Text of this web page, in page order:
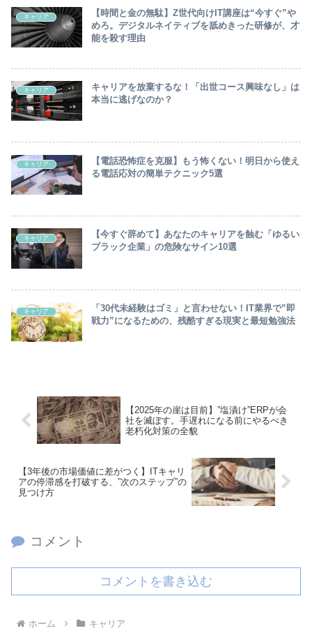
キャリア
【時間と金の無駄】Z世代向けIT講座は“今すぐ”や
めろ。デジタルネイティブを舐めきった研修が、才
能を殺す理由
キャリア
キャリアを放棄するな！「出世コース興味なし」は
本当に逃げなのか？
キャリア
【電話恐怖症を克服】もう怖くない！明日から使え
る電話応対の簡単テクニック5選
キャリア
【今すぐ辞めて】あなたのキャリアを蝕む「ゆるい
ブラック企業」の危険なサイン10選
キャリア
「30代未経験はゴミ」と言わせない！IT業界で”即
戦力”になるための、残酷すぎる現実と最短勉強法
【2025年の崖は目前】”塩漬け”ERPが会
社を滅ぼす。手遅れになる前にやるべき
老朽化対策の全貌
【3年後の市場価値に差がつく】ITキャリ
アの停滞感を打破する、”次のステップ”の
見つけ方
コメント
コメントを書き込む
ホーム キャリア